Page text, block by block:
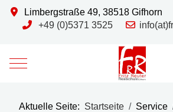
Limbergstraße 49, 38518 Gifhorn
+49 (0)5371 3525
Mobile Menu Toggle
Aktuelle Seite: Startseite Service